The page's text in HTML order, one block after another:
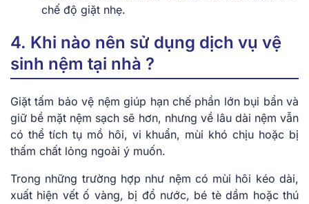
chế độ giặt nhẹ.
4. Khi nào nên sử dụng dịch vụ vệ
sinh nệm tại nhà ?
Giặt tấm bảo vệ nệm giúp hạn chế phần lớn bụi bẩn và
giữ bề mặt nệm sạch sẽ hơn, nhưng về lâu dài nệm vẫn
có thể tích tụ mồ hôi, vi khuẩn, mùi khó chịu hoặc bị
thấm chất lỏng ngoài ý muốn.
Trong những trường hợp như nệm có mùi hôi kéo dài,
xuất hiện vết ố vàng, bị đổ nước, bé tè dầm hoặc thú